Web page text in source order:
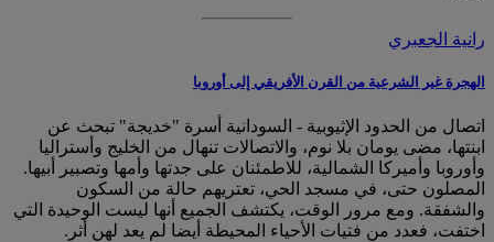
رانية الجعبري
الهجرة غير الشرعية من القرن الأفريقي إلى أوروبا
اتصال من الحدود الإثيوبية - السودانية أسرة "خديجة" تبحث عن
ابنتها، مضى يومان بلا نوم، والاتصالات تنهال من الخليج وأستراليا
وأوروبا وأميركا الشمالية، للاطمئنان على جدتها وأمها وتصبير أبيها.
المصلون حتى، في مسجد الحي، تعتريهم حالة من السكون
والشفقة. ومع مرور الوقت، يكتشف الجميع أنها ليست الوحيدة التي
اختفت، فعدد من فتيات الأحياء المحيطة أيضا لم يعد لهن أثر.